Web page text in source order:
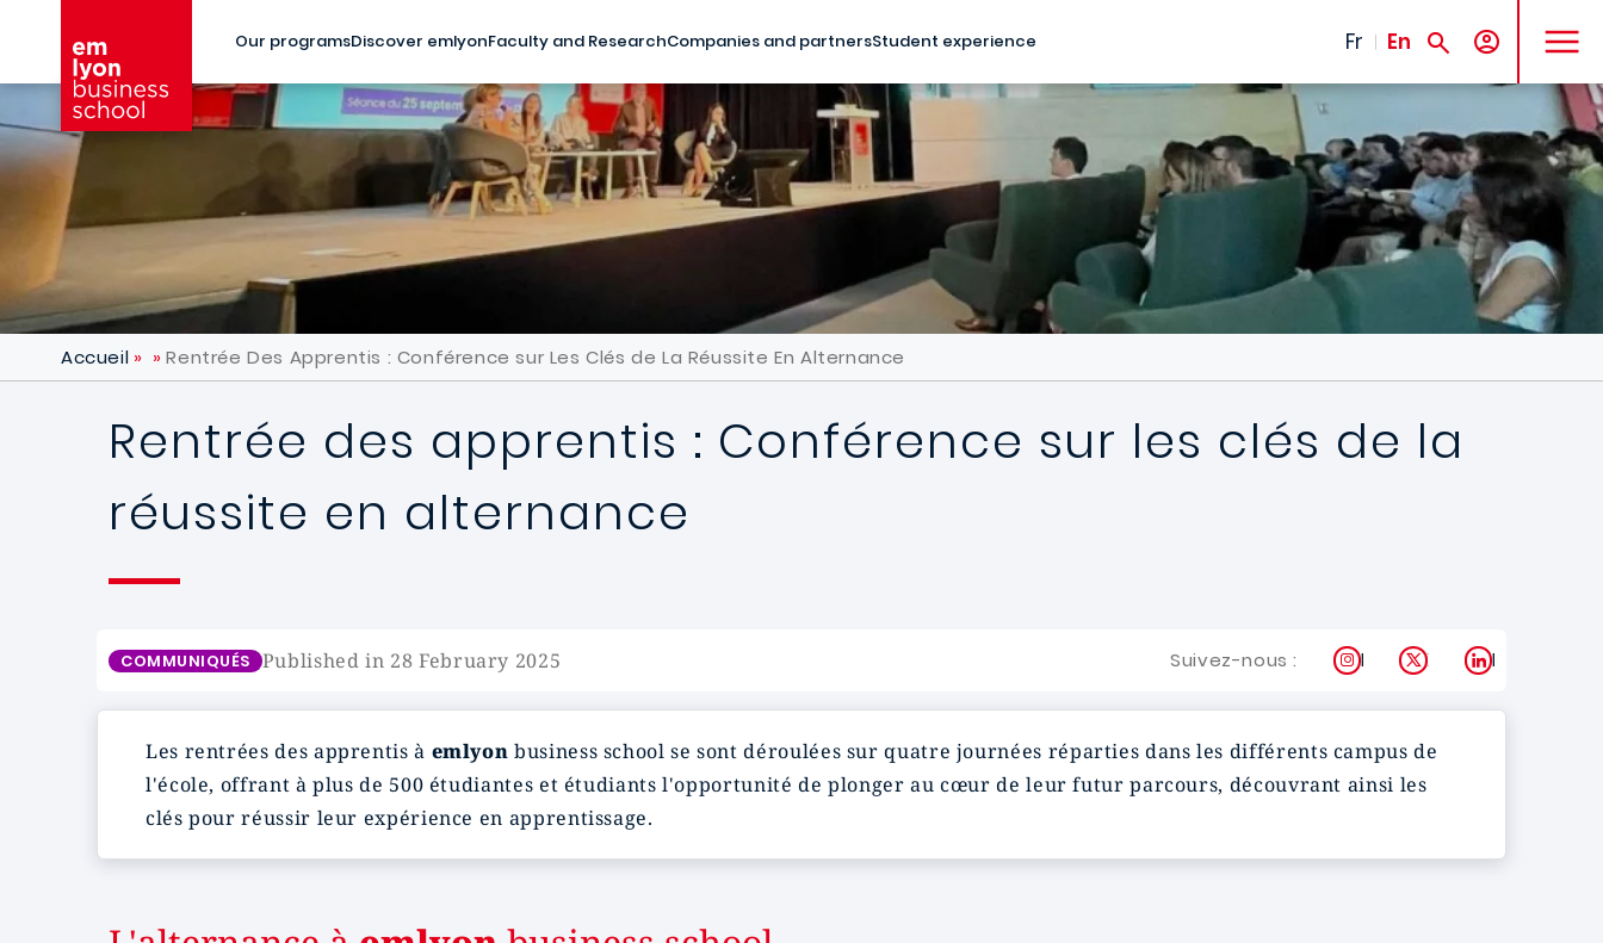
Our programsDiscover emlyonFaculty and ResearchCompanies and partnersStudent experience Fr En
MENU
Accueil Rentrée Des Apprentis : Conférence sur Les Clés de La Réussite En Alternance
Rentrée des apprentis : Conférence sur les clés de la
réussite en alternance
COMMUNIQUÉS Published in 28 February 2025 Suivez-nous : Instagram
X LinkedIn
Les rentrées des apprentis à emlyon business school se sont déroulées sur quatre journées réparties dans les différents campus de
l'école, offrant à plus de 500 étudiantes et étudiants l'opportunité de plonger au cœur de leur futur parcours, découvrant ainsi les
clés pour réussir leur expérience en apprentissage.